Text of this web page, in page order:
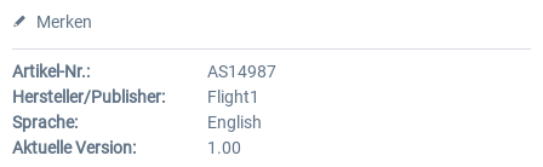
Merken
Artikel-Nr.:
AS14987
Hersteller/Publisher:
Flight1
Sprache:
English
Aktuelle Version:
1.00